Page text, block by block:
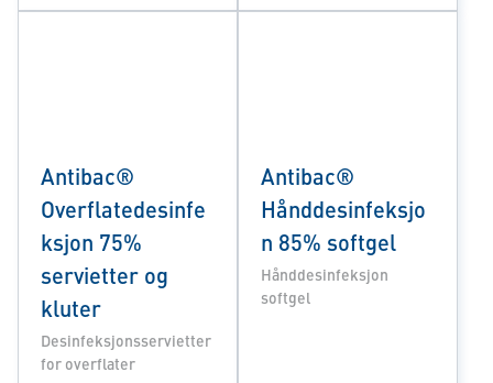
Antibac®
Overflatedesinfe
ksjon 75%
servietter og
kluter
Desinfeksjonsservietter
for overflater
Antibac®
Hånddesinfeksjo
n 85% softgel
Hånddesinfeksjon
softgel